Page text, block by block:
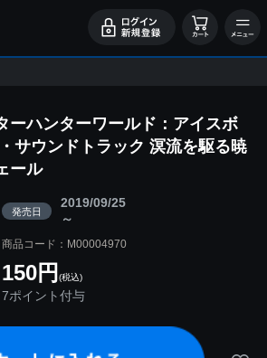
ーハンターワールド：アイスボ
サウンドトラック 溟流を駆る暁
ール
発売日
2019/09/25
～
商品コード：M00004970
150円 (税込)
7ポイント付与